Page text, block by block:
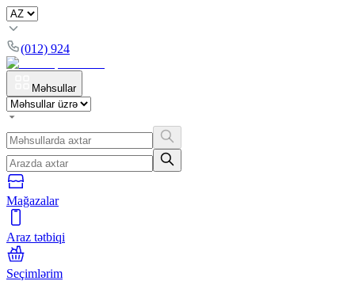
(012) 924
Məhsullar
Mağazalar
Araz tətbiqi
Seçimlərim